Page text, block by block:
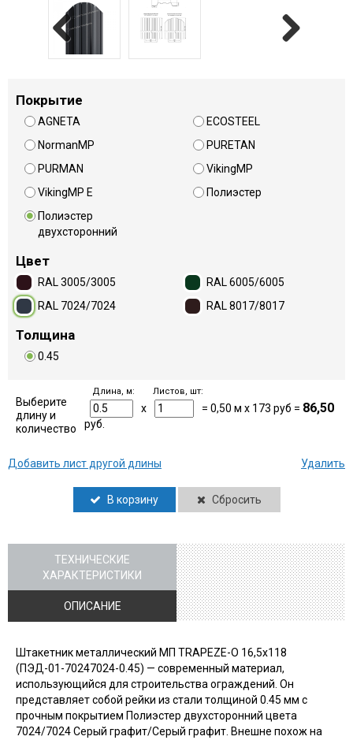
Previous
Покрытие
AGNETA
ECOSTEEL
NormanMP
PURETAN
PURMAN
VikingMP
VikingMP E
Полиэстер
Полиэстер
двухсторонний
Цвет
RAL 3005/3005
RAL 6005/6005
RAL 7024/7024
RAL 8017/8017
Толщина
0.45
Выберите
длину и
количество
Длина, м:
x
Листов, шт:
= 0,50 м x 173 руб = 86,50
руб.
Добавить лист другой длины Удалить
В корзину Сбросить
ТЕХНИЧЕСКИЕ
ХАРАКТЕРИСТИКИ
ОПИСАНИЕ
Штакетник металлический МП TRAPEZE-O 16,5х118
(ПЭД-01-70247024-0.45) — современный материал,
использующийся для строительства ограждений. Он
представляет собой рейки из стали толщиной 0.45 мм с
прочным покрытием Полиэстер двухсторонний цвета
7024/7024 Серый графит/Серый графит. Внешне похож на